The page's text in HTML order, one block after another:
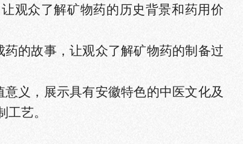
观众了解矿物药的历史背景和药用价
的故事，让观众了解矿物药的制备过
意义，展示具有安徽特色的中医文化及
艺。